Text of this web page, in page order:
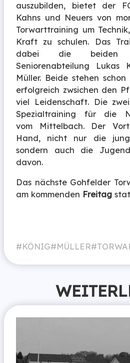
auszubilden, bietet der
Kahns und Neuers von
Torwarttraining um
Kraft zu schulen. Das
dabei die beiden
Seniorenabteilung Lukas
Müller. Beide stehen
erfolgreich zwsichen den
viel Leidenschaft. Die
Spezialtraining für die
vom Mittelbach. Der
Hand, nicht nur die
sondern auch die
davon.
Das nächste Gohfelder
am kommenden Freitag
KÖNIG MÜLLER